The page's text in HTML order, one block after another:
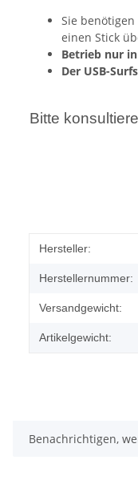
Sie benötigen
einen Stick
Betrieb nur
Der USB-
Bitte
Hersteller:
Herstellernummer:
Versandgewicht:
Artikelgewicht:
Benachrichtigen,